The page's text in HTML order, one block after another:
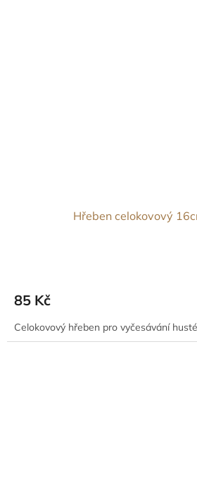
Hřeben celokovový
85 Kč
Celokovový hřeben pro vyčesávání